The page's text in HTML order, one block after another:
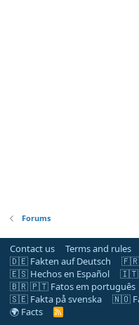
Forums
Contact us Terms and rules
🇩🇪 Fakten auf Deutsch
🇫🇷
🇪🇸 Hechos en Español
🇮🇹
🇧🇷 🇵🇹 Fatos em português
🇸🇪 Fakta på svenska
🇳🇴
🌍 Facts
R